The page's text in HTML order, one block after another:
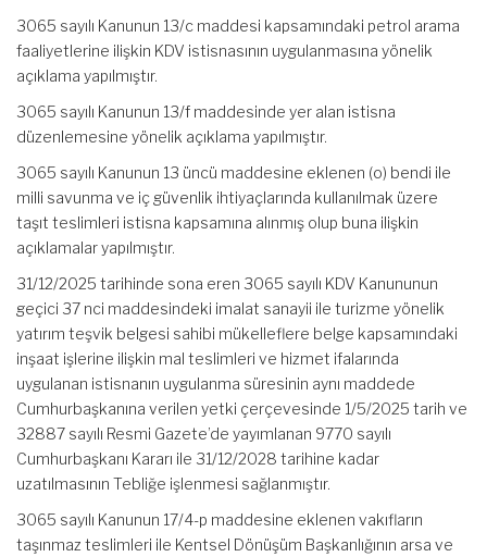
3065 sayılı Kanunun 13/c maddesi kapsamındaki petrol arama
faaliyetlerine ilişkin KDV istisnasının uygulanmasına yönelik
açıklama yapılmıştır.
3065 sayılı Kanunun 13/f maddesinde yer alan istisna
düzenlemesine yönelik açıklama yapılmıştır.
3065 sayılı Kanunun 13 üncü maddesine eklenen (o) bendi ile
milli savunma ve iç güvenlik ihtiyaçlarında kullanılmak üzere
taşıt teslimleri istisna kapsamına alınmış olup buna ilişkin
açıklamalar yapılmıştır.
31/12/2025 tarihinde sona eren 3065 sayılı KDV Kanununun
geçici 37 nci maddesindeki imalat sanayii ile turizme yönelik
yatırım teşvik belgesi sahibi mükelleflere belge kapsamındaki
inşaat işlerine ilişkin mal teslimleri ve hizmet ifalarında
uygulanan istisnanın uygulanma süresinin aynı maddede
Cumhurbaşkanına verilen yetki çerçevesinde 1/5/2025 tarih ve
32887 sayılı Resmi Gazete’de yayımlanan 9770 sayılı
Cumhurbaşkanı Kararı ile 31/12/2028 tarihine kadar
uzatılmasının Tebliğe işlenmesi sağlanmıştır.
3065 sayılı Kanunun 17/4-p maddesine eklenen vakıfların
taşınmaz teslimleri ile Kentsel Dönüşüm Başkanlığının arsa ve